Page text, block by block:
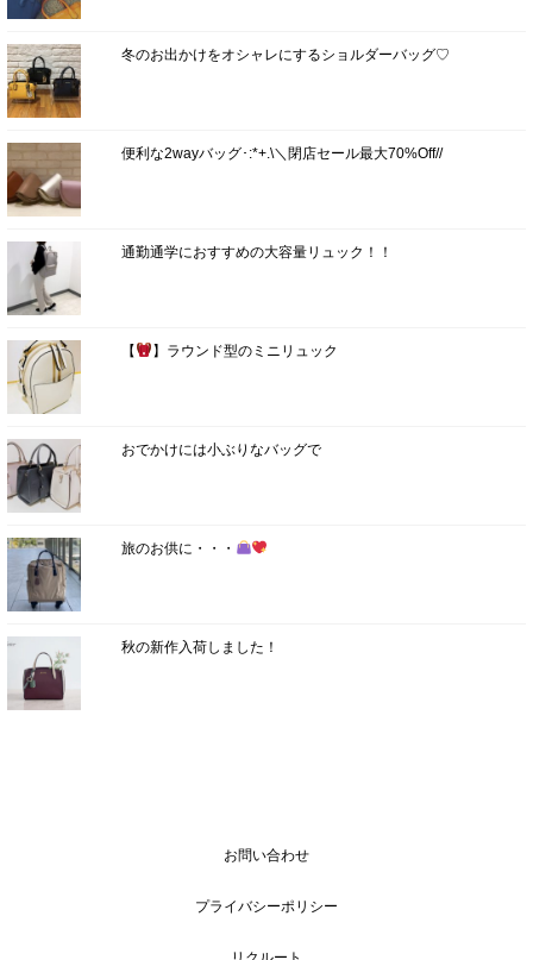
冬のお出かけをオシャレにするショルダーバッグ♡
便利な2wayバッグ･:*+.\＼閉店セール最大70%Off//
通勤通学におすすめの大容量リュック！！
【 】ラウンド型のミニリュック
おでかけには小ぶりなバッグで
旅のお供に・・・
秋の新作入荷しました！
お問い合わせ
プライバシーポリシー